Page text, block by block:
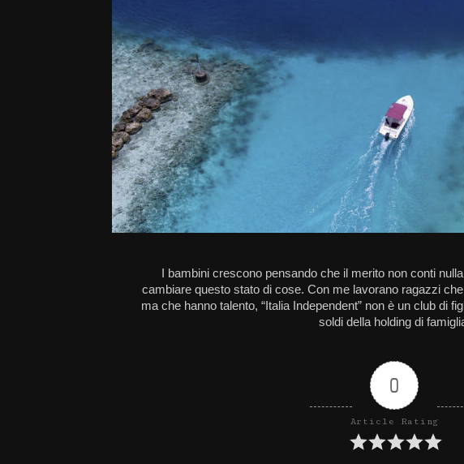
I bambini crescono pensando che il merito non conti
cambiare questo stato di cose. Con me lavorano ragazzi
ma che hanno talento, “Italia Independent” non è un club di
soldi della holding di
0
Article Rating